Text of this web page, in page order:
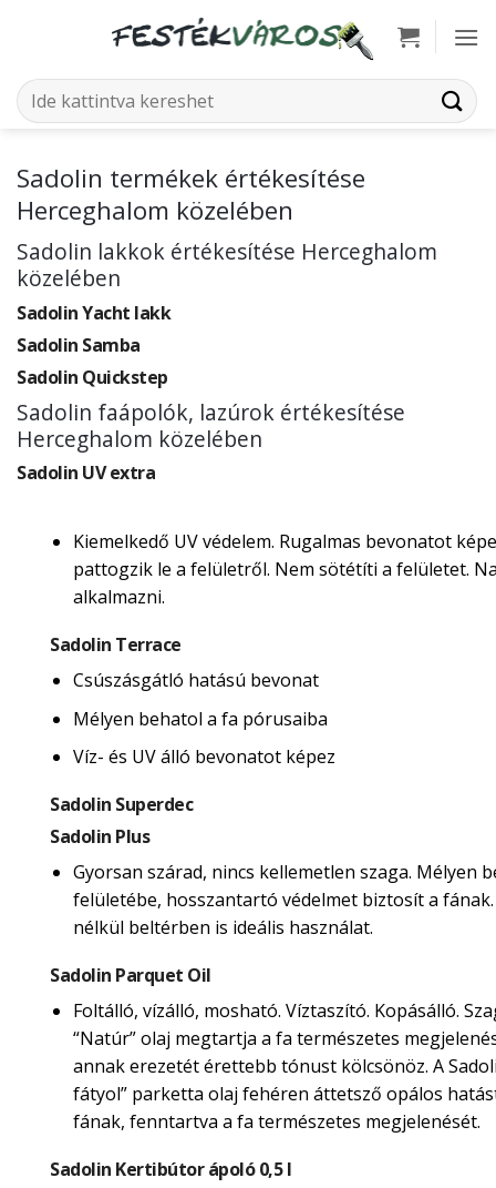
Keresés
a
Sadolin termékek értékesítése
Herceghalom közelében
Sadolin lakkok értékesítése Herceghalom
közelében
Sadolin Yacht lakk
Sadolin Samba
Sadolin Quickstep
Sadolin faápolók, lazúrok értékesítése
Herceghalom közelében
Sadolin UV extra
Kiemelkedő UV védelem. Rugalmas bevonatot
pattogzik le a felületről. Nem sötétíti a felületet.
alkalmazni.
Sadolin Terrace
Csúszásgátló hatású bevonat
Mélyen behatol a fa pórusaiba
Víz- és UV álló bevonatot képez
Sadolin Superdec
Sadolin Plus
Gyorsan szárad, nincs kellemetlen szaga. Mélyen
felületébe, hosszantartó védelmet biztosít a
nélkül beltérben is ideális használat.
Sadolin Parquet Oil
Foltálló, vízálló, mosható. Víztaszító. Kopásálló.
“Natúr” olaj megtartja a fa természetes
annak erezetét érettebb tónust kölcsönöz. A
fátyol” parketta olaj fehéren áttetsző opálos
fának, fenntartva a fa természetes megjelenését.
Sadolin Kertibútor ápoló 0,5 l